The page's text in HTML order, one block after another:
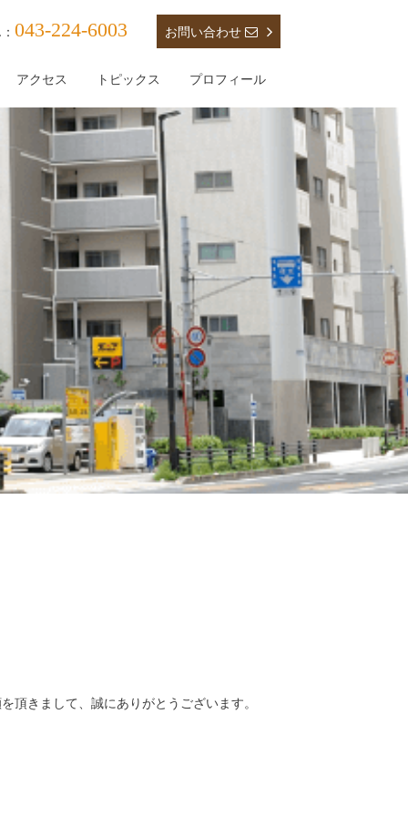
043-224-6003 お問い合わせ
アクセス トピックス プロフィール
頂きまして、誠にありがとうございます。